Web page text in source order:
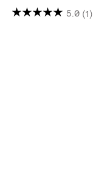
5.0 (1)